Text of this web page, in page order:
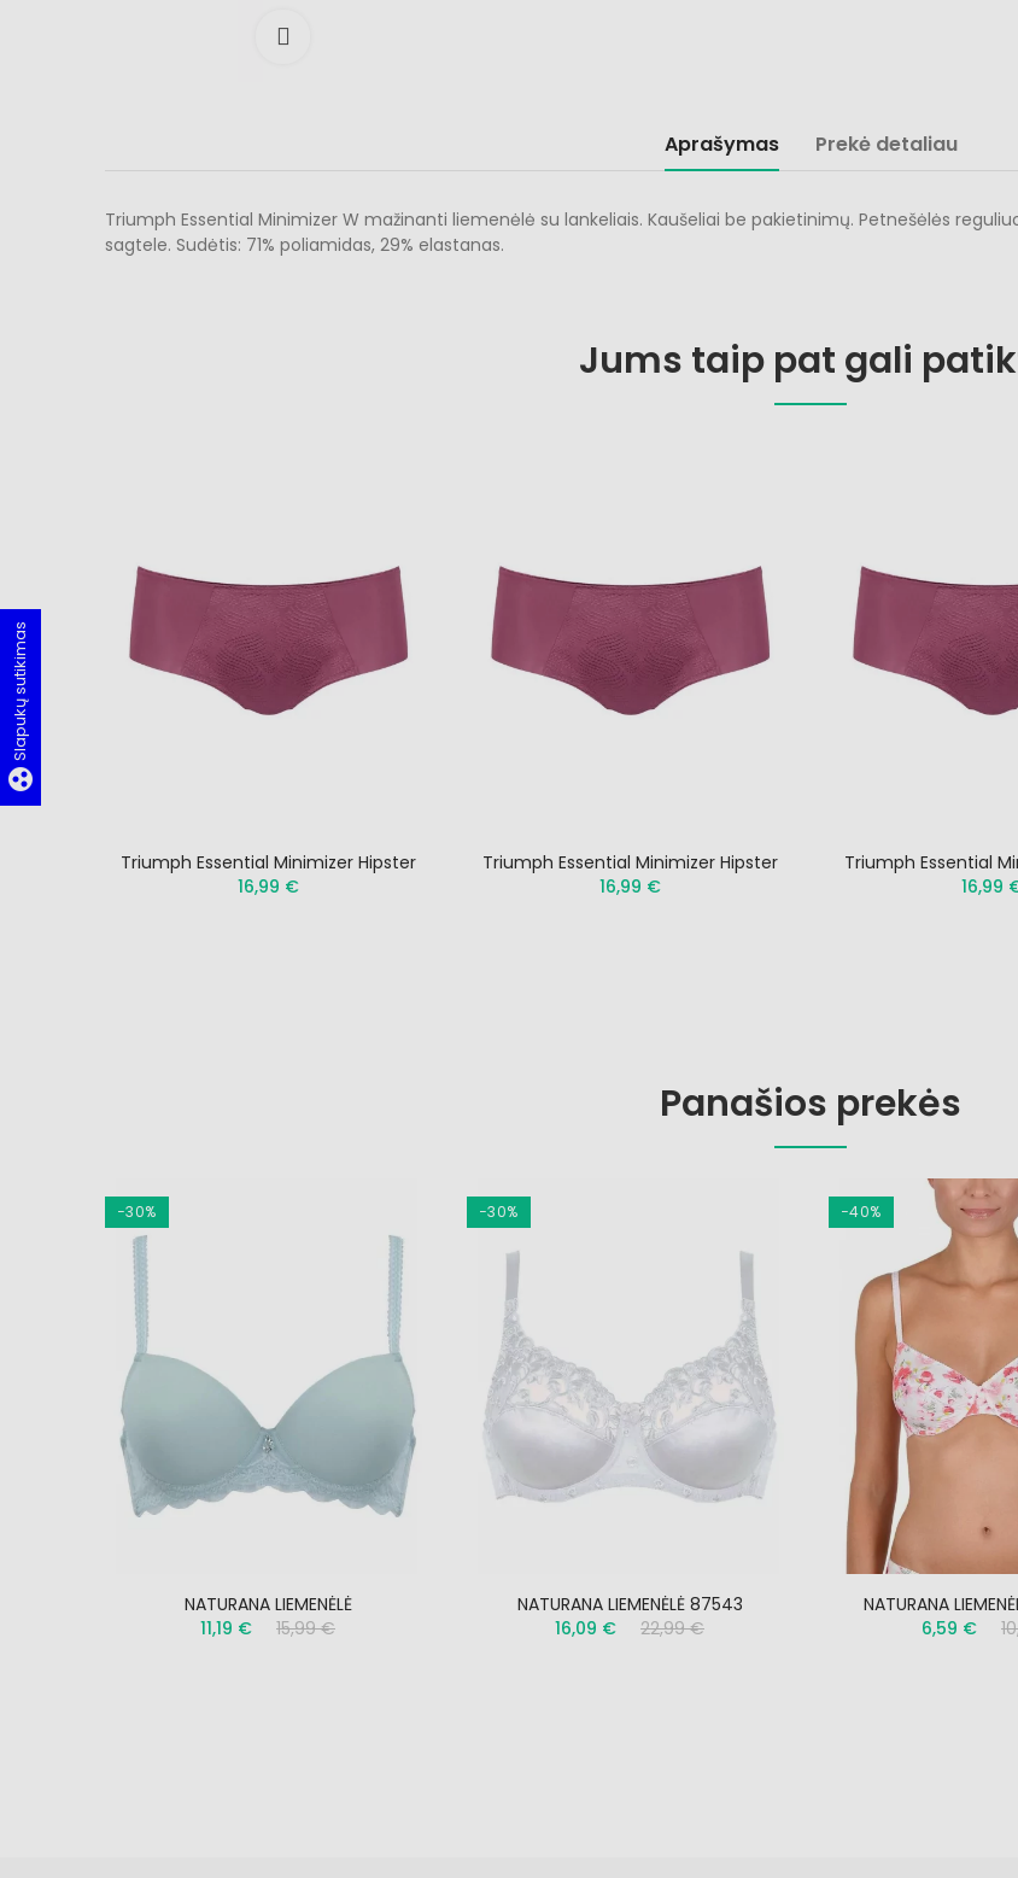
Aprašymas Prekė detaliau
Triumph Essential Minimizer W mažinanti liemenėlė su lankeliais. Kaušeliai be pakietinimų. Petnešėlės
sagtele. Sudėtis: 71% poliamidas, 29% elastanas.
Jums taip pat gali
Triumph Essential Minimizer Hipster
16,99 €
Triumph Essential Minimizer Hipster
16,99 €
Triumph Essential
16,99
Panašios prekės
−30%
NATURANA LIEMENĖLĖ
11,19 €
15,99 €
−30%
NATURANA LIEMENĖLĖ 87543
16,09 €
22,99 €
−40%
NATURANA
6,59 €
group_work
Slapukų sutikimas